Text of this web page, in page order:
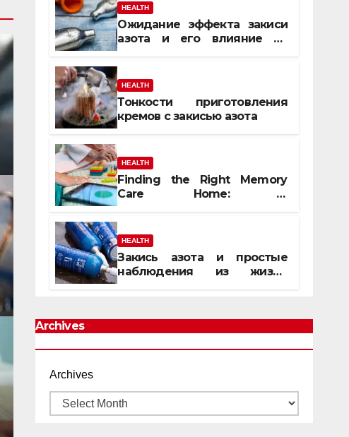
HEALTH
Ожидание эффекта закиси
азота и его влияние на
HEALTH
Тонкости приготовления
кремов с закисью азота
HEALTH
Finding the Right Memory
Care Home: A
HEALTH
Закись азота и простые
наблюдения из жизни
Archives
Archives